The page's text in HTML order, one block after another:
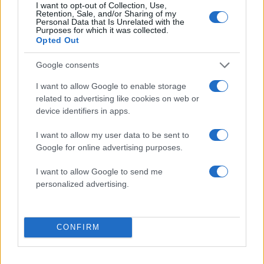
I want to opt-out of Collection, Use,
Retention, Sale, and/or Sharing of my
Personal Data that Is Unrelated with the
Purposes for which it was collected.
Opted Out
Google consents
I want to allow Google to enable storage
related to advertising like cookies on web or
device identifiers in apps.
I want to allow my user data to be sent to
Google for online advertising purposes.
I want to allow Google to send me
personalized advertising.
CONFIRM